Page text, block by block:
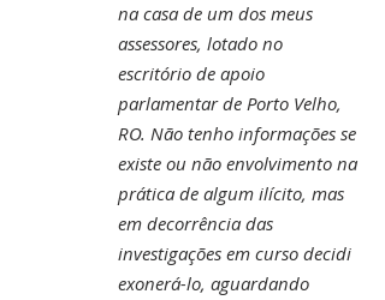
na casa de um dos meus
assessores, lotado no
escritório de apoio
parlamentar de Porto Velho,
RO. Não tenho informações se
existe ou não envolvimento na
prática de algum ilícito, mas
em decorrência das
investigações em curso decidi
exonerá-lo, aguardando